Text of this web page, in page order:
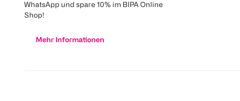
WhatsApp und spare 10% im BIPA Online
Shop!
Mehr Informationen